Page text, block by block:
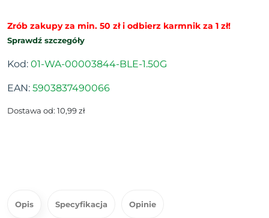
Zrób zakupy za min. 50 zł i odbierz karmnik za 1 zł!
Sprawdź szczegóły
Kod: 01-WA-00003844-BLE-1.50G
EAN: 5903837490066
Dostawa od: 10,99 zł
Opis Specyfikacja Opinie